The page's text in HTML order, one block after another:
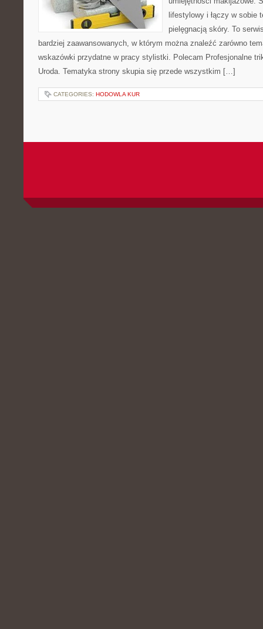
lifestylowy i łączy w sobie
pielęgnacją skóry. To
bardziej zaawansowanych, w którym można znaleźć zarówno
wskazówki przydatne w pracy stylistki. Polecam Profesjonalne
Uroda. Tematyka strony skupia się przede wszystkim […]
CATEGORIES: HODOWLA KUR